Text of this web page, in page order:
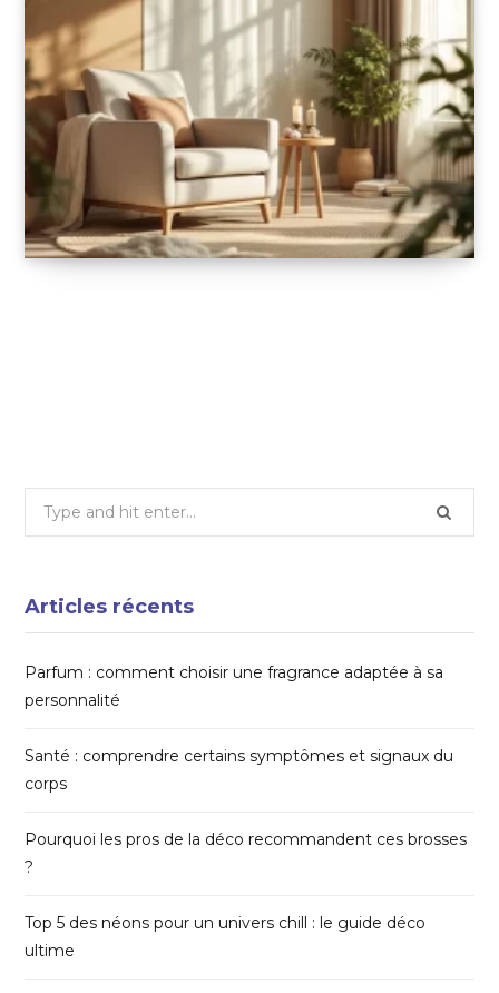
Search
Articles récents
Parfum : comment choisir une fragrance adaptée à sa
personnalité
Santé : comprendre certains symptômes et signaux du
corps
Pourquoi les pros de la déco recommandent ces brosses
?
Top 5 des néons pour un univers chill : le guide déco
ultime